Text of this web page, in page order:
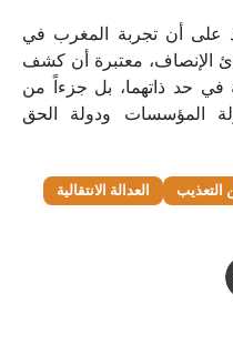
على أن تجربة المغرب في
الإنصاف، معتبرة أن كشف
في حد ذاتهما، بل جزءاً من
المؤسسات ودولة الحق
التعذيب العدالة الانتقالية